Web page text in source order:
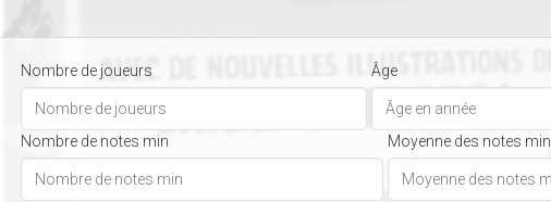
Nombre de joueurs Âge
Nombre de notes min Moyenne des notes min